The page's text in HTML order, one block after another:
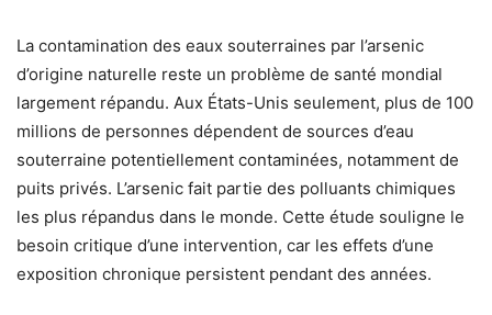
La contamination des eaux souterraines par l’arsenic
d’origine naturelle reste un problème de santé mondial
largement répandu. Aux États-Unis seulement, plus de 100
millions de personnes dépendent de sources d’eau
souterraine potentiellement contaminées, notamment de
puits privés. L’arsenic fait partie des polluants chimiques
les plus répandus dans le monde. Cette étude souligne le
besoin critique d’une intervention, car les effets d’une
exposition chronique persistent pendant des années.